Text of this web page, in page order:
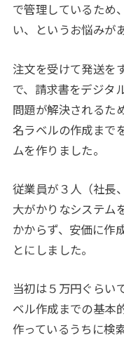
で管理しているため
い、というお悩みが
注文を受けて発送を
で、請求書をデジタ
問題が解決されるた
名ラベルの作成まで
ムを作りました。
従業員が３人（社長
大がかりなシステム
かからず、安価に作
とにしました。
当初は５万円ぐらい
ベル作成までの基本
作っているうちに検